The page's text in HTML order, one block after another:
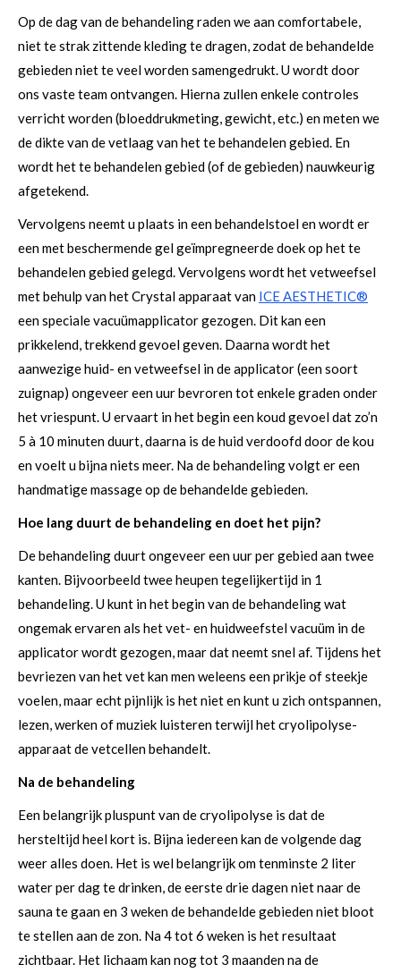
Op de dag van de behandeling raden we aan comfortabele,
niet te strak zittende kleding te dragen, zodat de behandelde
gebieden niet te veel worden samengedrukt. U wordt door
ons vaste team ontvangen. Hierna zullen enkele controles
verricht worden (bloeddrukmeting, gewicht, etc.) en meten we
de dikte van de vetlaag van het te behandelen gebied. En
wordt het te behandelen gebied (of de gebieden) nauwkeurig
afgetekend.
Vervolgens neemt u plaats in een behandelstoel en wordt er
een met beschermende gel geïmpregneerde doek op het te
behandelen gebied gelegd. Vervolgens wordt het vetweefsel
met behulp van het Crystal apparaat van ICE AESTHETIC®
een speciale vacuümapplicator gezogen. Dit kan een
prikkelend, trekkend gevoel geven. Daarna wordt het
aanwezige huid- en vetweefsel in de applicator (een soort
zuignap) ongeveer een uur bevroren tot enkele graden onder
het vriespunt. U ervaart in het begin een koud gevoel dat zo’n
5 à 10 minuten duurt, daarna is de huid verdoofd door de kou
en voelt u bijna niets meer. Na de behandeling volgt er een
handmatige massage op de behandelde gebieden.
Hoe lang duurt de behandeling en doet het pijn?
De behandeling duurt ongeveer een uur per gebied aan twee
kanten. Bijvoorbeeld twee heupen tegelijkertijd in 1
behandeling. U kunt in het begin van de behandeling wat
ongemak ervaren als het vet- en huidweefstel vacuüm in de
applicator wordt gezogen, maar dat neemt snel af. Tijdens het
bevriezen van het vet kan men weleens een prikje of steekje
voelen, maar echt pijnlijk is het niet en kunt u zich ontspannen,
lezen, werken of muziek luisteren terwijl het cryolipolyse-
apparaat de vetcellen behandelt.
Na de behandeling
Een belangrijk pluspunt van de cryolipolyse is dat de
hersteltijd heel kort is. Bijna iedereen kan de volgende dag
weer alles doen. Het is wel belangrijk om tenminste 2 liter
water per dag te drinken, de eerste drie dagen niet naar de
sauna te gaan en 3 weken de behandelde gebieden niet bloot
te stellen aan de zon. Na 4 tot 6 weken is het resultaat
zichtbaar. Het lichaam kan nog tot 3 maanden na de